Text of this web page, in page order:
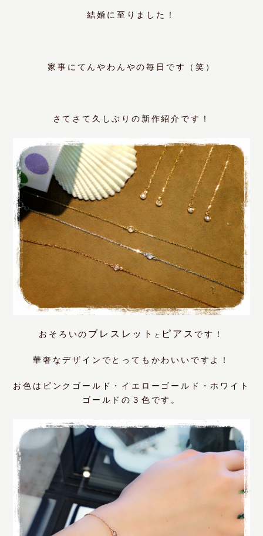
結婚に至りました！
家事にてんやわんやの毎日です（笑）
さてさて久しぶりの新作紹介です！
おそろいの ブレスレット と ピアス です！
華奢なデザインでとってもかわいいですよ！
お色はピンクゴールド・イエローゴールド・ホワイト
ゴールドの３色です。